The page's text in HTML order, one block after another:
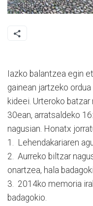
Iazko balantzea egin
gainean jartzeko
kideei. Urteroko
30ean, arratsaldeko
nagusian. Honatx
1. Lehendakariaren
2. Aurreko biltzar
onartzea, hala
3. 2014ko memoria
badagokio.